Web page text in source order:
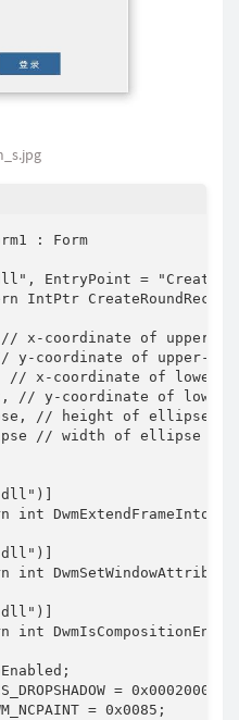
: Form
EntryPoint =
IntPtr
x-coordinate of upper-
y-coordinate of upper-
// x-coordinate of lower-
// y-coordinate of
// height of ellipse
// width of ellipse
int
int
int
= 0x00020000;
= 0x0085;